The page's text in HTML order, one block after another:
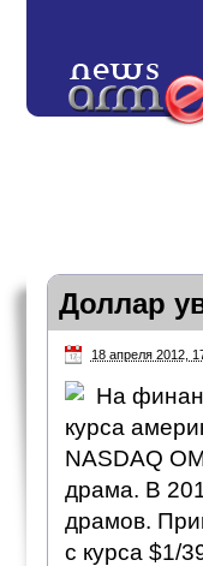
Доллар
18 апреля 2012,
На
курса
NASDAQ
драма. В
драмов.
с курса $1/